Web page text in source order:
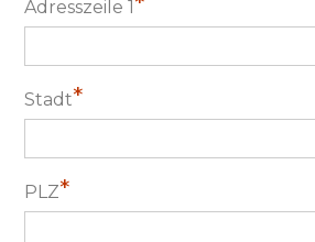
Adresszeile 1
Stadt*
PLZ*